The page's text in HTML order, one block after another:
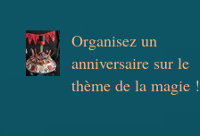
Organisez un
anniversaire sur le
thème de la magie !